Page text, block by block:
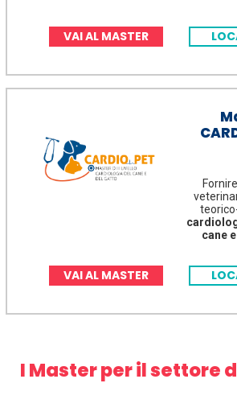
VAI AL MASTER
cane
VAI AL MASTER
I Master per il settore